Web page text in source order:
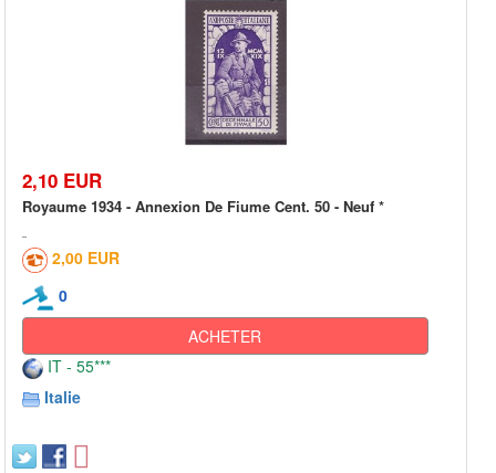
2,10 EUR
Royaume 1934 - Annexion De Fiume Cent. 50 - Neuf *
2,00 EUR
0
ACHETER
IT - 55***
Italie